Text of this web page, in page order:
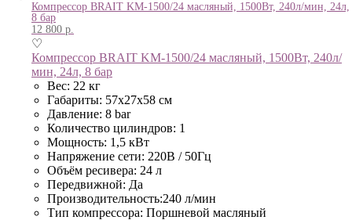
Компрессор BRAIT KM-1500/24 масляный, 1500Вт, 240л/мин, 24л,
8 бар
12 800 р.
♡
Компрессор BRAIT KM-1500/24 масляный, 1500Вт, 240л/
мин, 24л, 8 бар
Вес: 22 кг
Габариты: 57х27х58 см
Давление: 8 bar
Количество цилиндров: 1
Мощность: 1,5 кВт
Напряжение сети: 220В / 50Гц
Объём ресивера: 24 л
Передвижной: Да
Производительность:240 л/мин
Тип компрессора: Поршневой масляный